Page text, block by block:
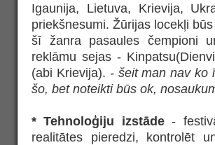
Igaunija, Lietuva, Krievija,
priekšnesumi. Žūrijas locekļi
šī žanra pasaules čempioni
reklāmu sejas -
(abi Krievija). - šeit man nav ko
šo, bet noteikti būs ok,
* Tehnoloģiju izstāde-
realitātes pieredzi, kontrolēt